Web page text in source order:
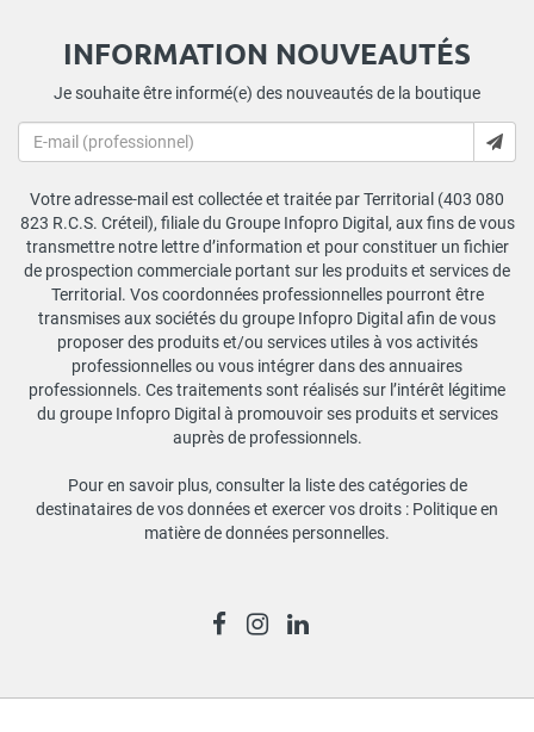
INFORMATION NOUVEAUTÉS
Je souhaite être informé(e) des nouveautés de la boutique
Votre adresse-mail est collectée et traitée par Territorial (403 080
823 R.C.S. Créteil), filiale du Groupe Infopro Digital, aux fins de vous
transmettre notre lettre d’information et pour constituer un fichier
de prospection commerciale portant sur les produits et services de
Territorial. Vos coordonnées professionnelles pourront être
transmises aux sociétés du groupe Infopro Digital afin de vous
proposer des produits et/ou services utiles à vos activités
professionnelles ou vous intégrer dans des annuaires
professionnels. Ces traitements sont réalisés sur l’intérêt légitime
du groupe Infopro Digital à promouvoir ses produits et services
auprès de professionnels.
Pour en savoir plus, consulter la liste des catégories de
destinataires de vos données et exercer vos droits : Politique en
matière de données personnelles.